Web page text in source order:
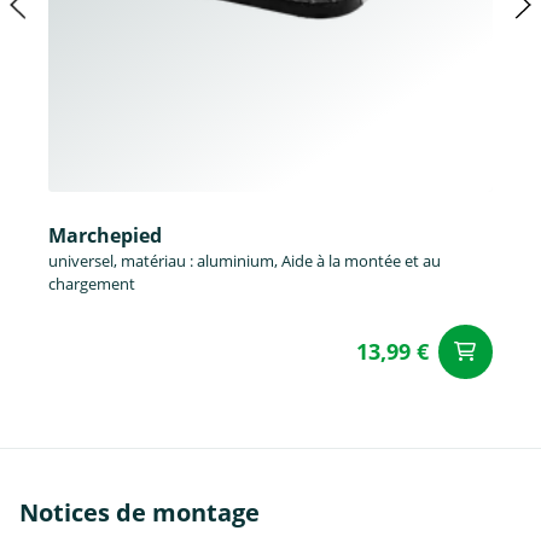
Marchepied
universel, matériau : aluminium, Aide à la montée et au
chargement
13,99 €
Notices de montage